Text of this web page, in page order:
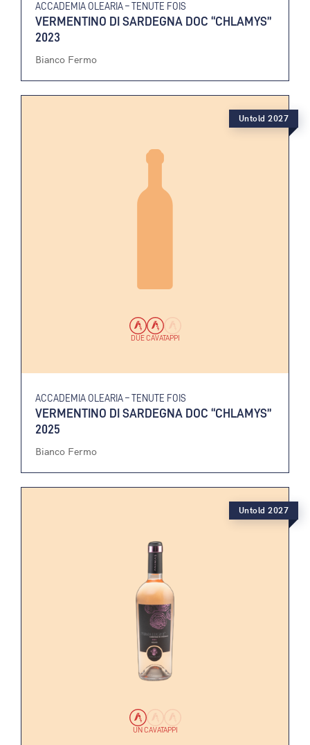
ACCADEMIA OLEARIA – TENUTE FOIS
VERMENTINO DI SARDEGNA DOC “CHLAMYS”
2023
Bianco Fermo
DUE CAVATAPPI
ACCADEMIA OLEARIA – TENUTE FOIS
VERMENTINO DI SARDEGNA DOC “CHLAMYS”
2025
Bianco Fermo
Untold 2027
UN CAVATAPPI
Untold 2027